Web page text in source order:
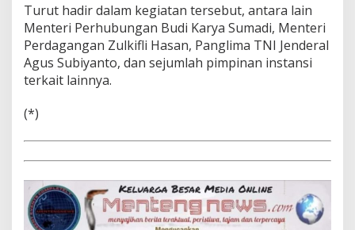
Turut hadir dalam kegiatan tersebut, antara lain
Menteri Perhubungan Budi Karya Sumadi, Menteri
Perdagangan Zulkifli Hasan, Panglima TNI Jenderal
Agus Subiyanto, dan sejumlah pimpinan instansi
terkait lainnya.
(*)